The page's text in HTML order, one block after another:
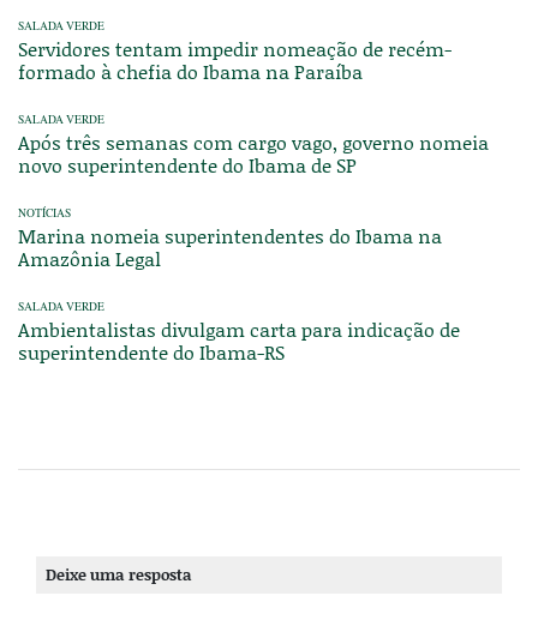
SALADA VERDE
Servidores tentam impedir nomeação de recém-
formado à chefia do Ibama na Paraíba
SALADA VERDE
Após três semanas com cargo vago, governo nomeia
novo superintendente do Ibama de SP
NOTÍCIAS
Marina nomeia superintendentes do Ibama na
Amazônia Legal
SALADA VERDE
Ambientalistas divulgam carta para indicação de
superintendente do Ibama-RS
Deixe uma resposta